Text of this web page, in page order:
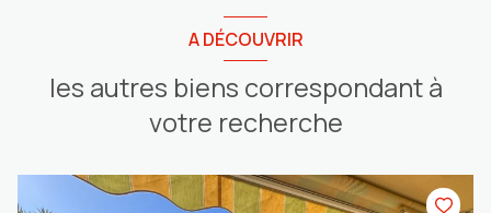
A DÉCOUVRIR
les autres biens correspondant à
votre recherche